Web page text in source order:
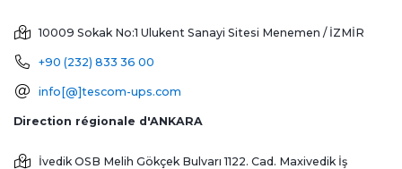
10009 Sokak No:1 Ulukent Sanayi Sitesi Menemen / İZMİR
+90 (232) 833 36 00
info[@]tescom-ups.com
Direction régionale d'ANKARA
İvedik OSB Melih Gökçek Bulvarı 1122. Cad. Maxivedik İş